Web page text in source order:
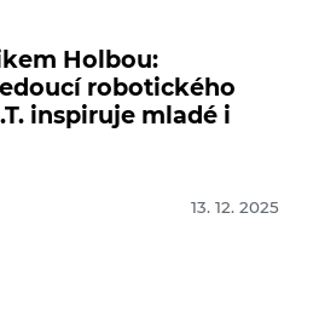
Holbou:
robotického
inspiruje mladé i
13. 12. 2025